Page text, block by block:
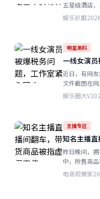
五星级酒店
约三小时后分
娱乐扒姐
明星黑料
一线女演
近日，有网
文件截图在
明，称相关内
娱乐圈大V
主播专区
知名主播
昨日晚间，
中，所售商
者投诉收到
电商观察家